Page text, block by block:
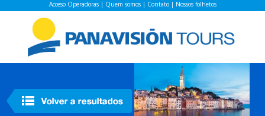
Acceso Operadoras| Quem somos| Contato| Nossos folhetos